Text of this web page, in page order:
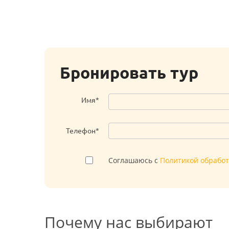
Бронировать тур
Имя*
Телефон*
Соглашаюсь с Политикой
Почему нас выбирают